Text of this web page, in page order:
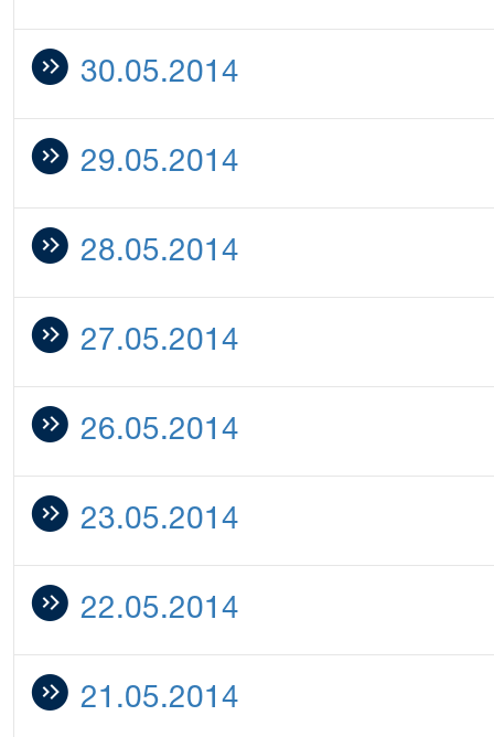
30.05.2014
29.05.2014
28.05.2014
27.05.2014
26.05.2014
23.05.2014
22.05.2014
21.05.2014